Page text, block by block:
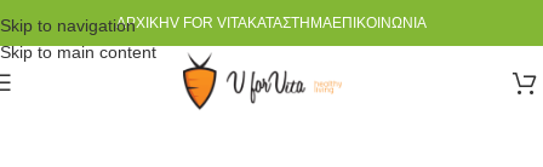
Skip to navigation
Skip to main content
ΑΡΧΙΚΉV FOR VITAΚΑΤΆΣΤΗΜΑΕΠΙΚΟΙΝΩΝΊΑ